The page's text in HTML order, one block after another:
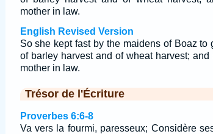
mother in law.
English Revised Version
So she kept fast by the maidens of Boaz to
of barley harvest and of wheat harvest;
mother in law.
Trésor de l'Écriture
Proverbes 6:6-8
Va vers la fourmi, paresseux; Considère